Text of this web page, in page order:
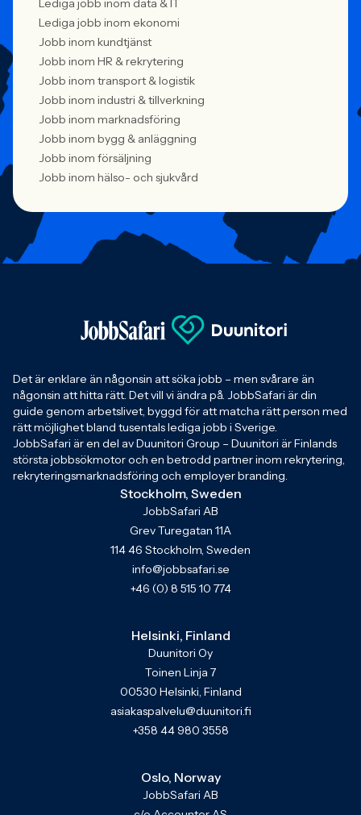
Lediga jobb inom data & IT
Lediga jobb inom ekonomi
Jobb inom kundtjänst
Jobb inom HR & rekrytering
Jobb inom transport & logistik
Jobb inom industri & tillverkning
Jobb inom marknadsföring
Jobb inom bygg & anläggning
Jobb inom försäljning
Jobb inom hälso- och sjukvård
Det är enklare än någonsin att söka jobb – men svårare än
någonsin att hitta rätt. Det vill vi ändra på. JobbSafari är din
guide genom arbetslivet, byggd för att matcha rätt person med
rätt möjlighet bland tusentals lediga jobb i Sverige.
JobbSafari är en del av Duunitori Group – Duunitori är Finlands
största jobbsökmotor och en betrodd partner inom rekrytering,
rekryteringsmarknadsföring och employer branding.
Stockholm, Sweden
JobbSafari AB
Grev Turegatan 11A
114 46 Stockholm, Sweden
info@jobbsafari.se
+46 (0) 8 515 10 774
Helsinki, Finland
Duunitori Oy
Toinen Linja 7
00530 Helsinki, Finland
asiakaspalvelu@duunitori.fi
+358 44 980 3558
Oslo, Norway
JobbSafari AB